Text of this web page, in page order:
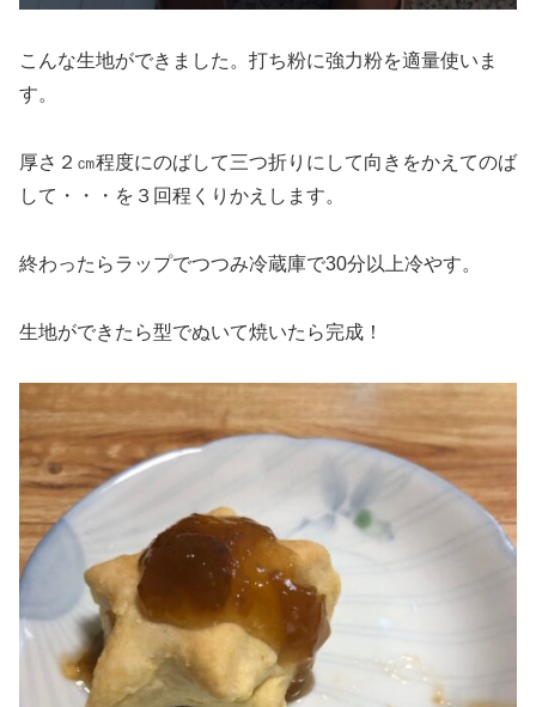
こんな生地ができました。打ち粉に強力粉を適量使いま
す。
厚さ２㎝程度にのばして三つ折りにして向きをかえてのば
して・・・を３回程くりかえします。
終わったらラップでつつみ冷蔵庫で30分以上冷やす。
生地ができたら型でぬいて焼いたら完成！